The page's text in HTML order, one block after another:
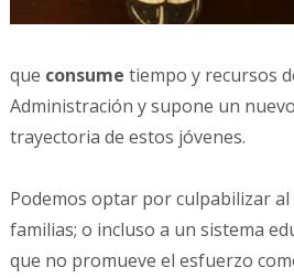
que consume tiempo y recursos
Administración y supone un
trayectoria de estos jóvenes.
Podemos optar por culpabilizar
familias; o incluso a un sistema
que no promueve el esfuerzo